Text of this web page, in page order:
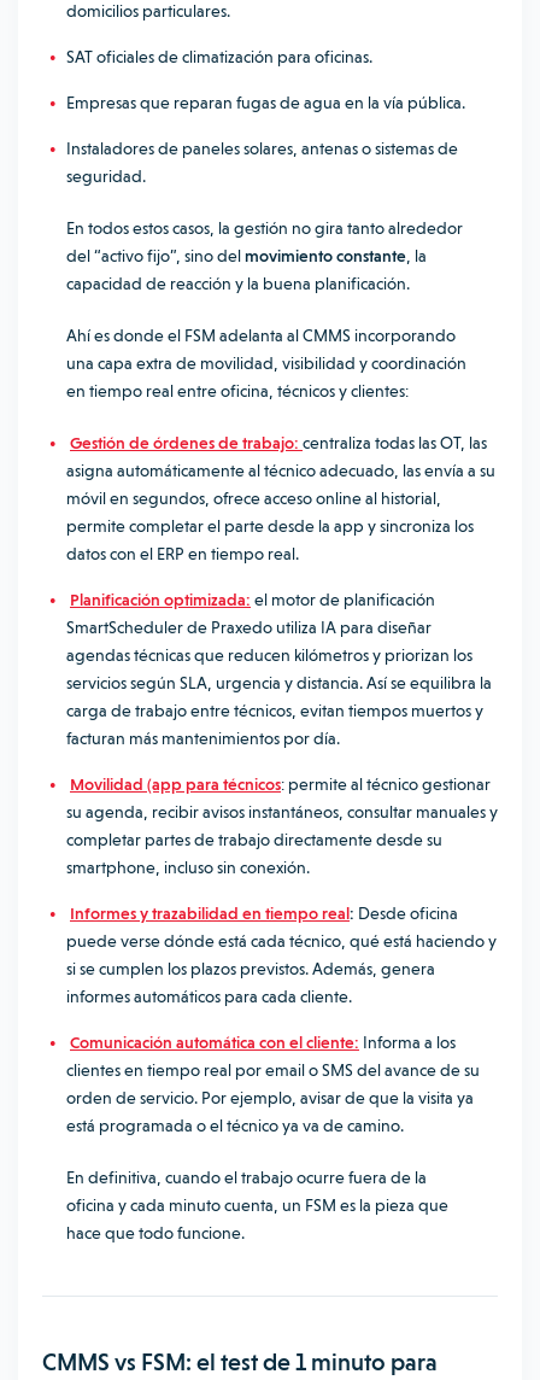
domicilios particulares.
SAT oficiales de climatización para oficinas.
Empresas que reparan fugas de agua en la vía pública.
Instaladores de paneles solares, antenas o sistemas de
seguridad.
En todos estos casos, la gestión no gira tanto alrededor
del “activo fijo”, sino delmovimiento constante , la
capacidad de reacción y la buena planificación.
Ahí es donde el FSM adelanta al CMMS incorporando
una capa extra de movilidad, visibilidad y coordinación
en tiempo real entre oficina, técnicos y clientes:
Gestión de órdenes de trabajo: centraliza todas las OT, las
asigna automáticamente al técnico adecuado, las envía a su
móvil en segundos, ofrece acceso online al historial,
permite completar el parte desde la app y sincroniza los
datos con el ERP en tiempo real.
Planificación optimizada: el motor de planificación
SmartScheduler de Praxedo utiliza IA para diseñar
agendas técnicas que reducen kilómetros y priorizan los
servicios según SLA, urgencia y distancia. Así se equilibra la
carga de trabajo entre técnicos, evitan tiempos muertos y
facturan más mantenimientos por día.
Movilidad (app para técnicos: permite al técnico gestionar
su agenda, recibir avisos instantáneos, consultar manuales y
completar partes de trabajo directamente desde su
smartphone, incluso sin conexión.
Informes y trazabilidad en tiempo real: Desde oficina
puede verse dónde está cada técnico, qué está haciendo y
si se cumplen los plazos previstos. Además, genera
informes automáticos para cada cliente.
Comunicación automática con el cliente: Informa a los
clientes en tiempo real por email o SMS del avance de su
orden de servicio. Por ejemplo, avisar de que la visita ya
está programada o el técnico ya va de camino.
En definitiva, cuando el trabajo ocurre fuera de la
oficina y cada minuto cuenta, un FSM es la pieza que
hace que todo funcione.
CMMS vs FSM: el test de 1 minuto para